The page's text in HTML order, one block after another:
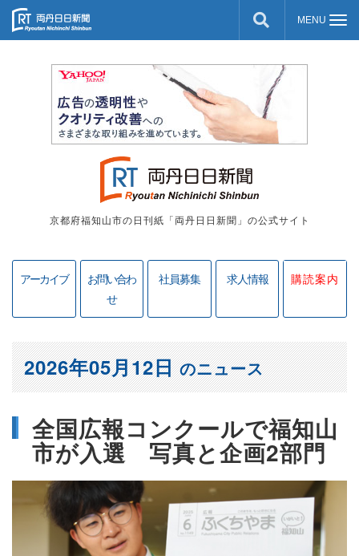
京都府福知山市の日刊紙「両丹日日新聞」の公式サイト
アーカイブ
お問い合わ
せ
社員募集 求人情報 購読案内
全国広報コンクールで福知山
市が入選 写真と企画2部門
2026年05月12日のニュース